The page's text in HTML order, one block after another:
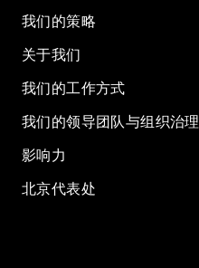
我们的策略
关于我们
我们的工作方式
我们的领导团队与组织治理
影响力
北京代表处